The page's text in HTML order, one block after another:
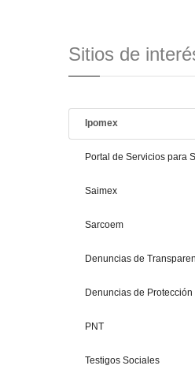
Sitios de
Ipomex
Portal de Servicios para
Saimex
Sarcoem
Denuncias de
Denuncias de
PNT
Testigos Sociales